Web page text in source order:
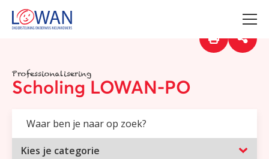
Professionalisering
Scholing LOWAN-PO